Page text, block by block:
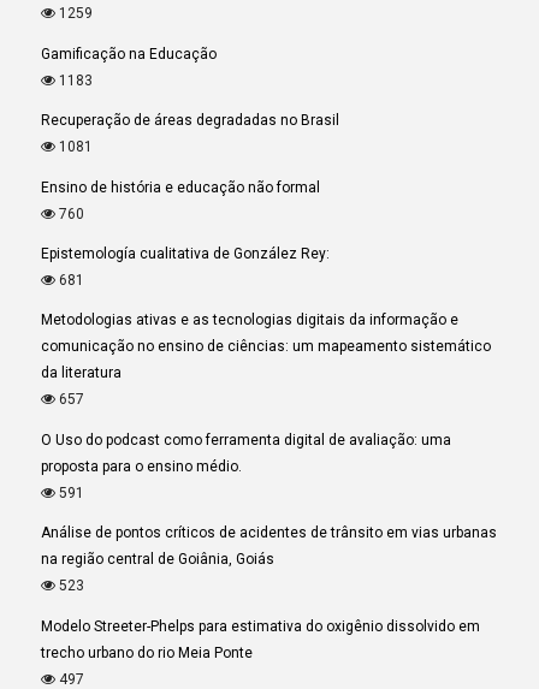
1259
Gamificação na Educação
1183
Recuperação de áreas degradadas no Brasil
1081
Ensino de história e educação não formal
760
Epistemología cualitativa de González Rey:
681
Metodologias ativas e as tecnologias digitais da informação e
comunicação no ensino de ciências: um mapeamento sistemático
da literatura
657
O Uso do podcast como ferramenta digital de avaliação: uma
proposta para o ensino médio.
591
Análise de pontos críticos de acidentes de trânsito em vias urbanas
na região central de Goiânia, Goiás
523
Modelo Streeter-Phelps para estimativa do oxigênio dissolvido em
trecho urbano do rio Meia Ponte
497